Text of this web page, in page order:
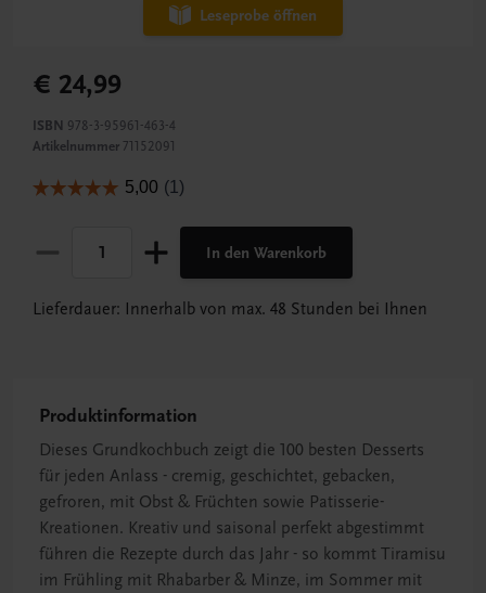
Leseprobe öffnen
€ 24,99
ISBN 978-3-95961-463-4
Artikelnummer 71152091
In den Warenkorb
Lieferdauer: Innerhalb von max. 48 Stunden bei Ihnen
Produktinformation
Dieses Grundkochbuch zeigt die 100 besten Desserts
für jeden Anlass - cremig, geschichtet, gebacken,
gefroren, mit Obst & Früchten sowie Patisserie-
Kreationen. Kreativ und saisonal perfekt abgestimmt
führen die Rezepte durch das Jahr - so kommt Tiramisu
im Frühling mit Rhabarber & Minze, im Sommer mit